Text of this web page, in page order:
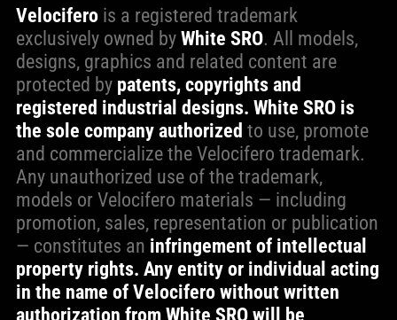
Velociferois a registered trademark
exclusively owned by White SRO. All models,
designs, graphics and related content are
protected by patents, copyrights and
registered industrial designs. White SRO is
the sole company authorized to use, promote
and commercialize the Velocifero trademark.
Any unauthorized use of the trademark,
models or Velocifero materials — including
promotion, sales, representation or publication
— constitutes an infringement of intellectual
property rights. Any entity or individual acting
in the name of Velocifero without written
authorization from White SRO will be